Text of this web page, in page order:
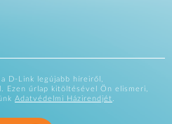
D-Link legújabb híreiről,
Ezen űrlap kitöltésével Ön elismeri,
Adatvédelmi Házirendjét.